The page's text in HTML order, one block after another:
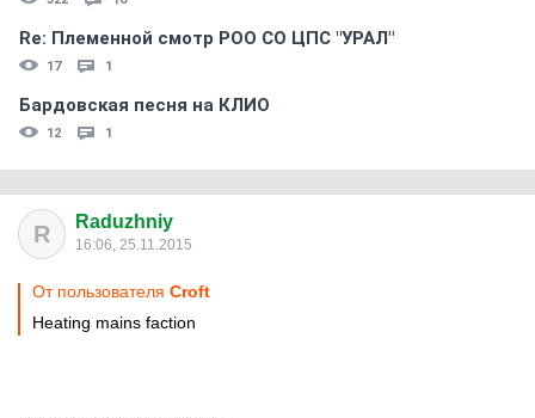
Re: Племеннoй смoтр РOO CO ЦПС "УРАЛ"
17 1
Бардовская песня на КЛИО
12 1
R Raduzhniy
16:06, 25.11.2015
От пользователя Croft
Heating mains faction